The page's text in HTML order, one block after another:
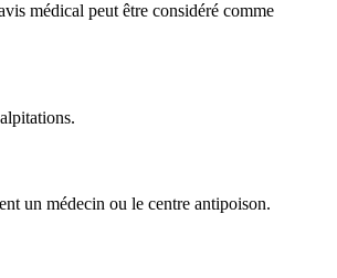
médical peut être considéré comme
un médecin ou le centre antipoison.